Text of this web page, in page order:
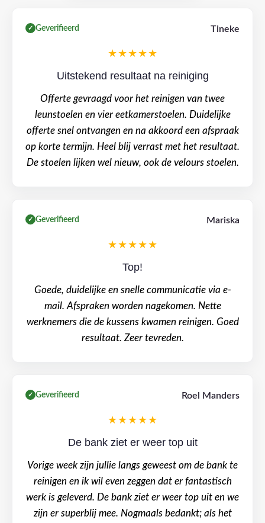
✓ Geverifieerd Tineke
★★★★★
Uitstekend resultaat na reiniging
Offerte gevraagd voor het reinigen van twee
leunstoelen en vier eetkamerstoelen. Duidelijke
offerte snel ontvangen en na akkoord een afspraak
op korte termijn. Heel blij verrast met het resultaat.
De stoelen lijken wel nieuw, ook de velours stoelen.
✓ Geverifieerd Mariska
★★★★★
Top!
Goede, duidelijke en snelle communicatie via e-
mail. Afspraken worden nagekomen. Nette
werknemers die de kussens kwamen reinigen. Goed
resultaat. Zeer tevreden.
✓ Geverifieerd Roel Manders
★★★★★
De bank ziet er weer top uit
Vorige week zijn jullie langs geweest om de bank te
reinigen en ik wil even zeggen dat er fantastisch
werk is geleverd. De bank ziet er weer top uit en we
zijn er superblij mee. Nogmaals bedankt; als het